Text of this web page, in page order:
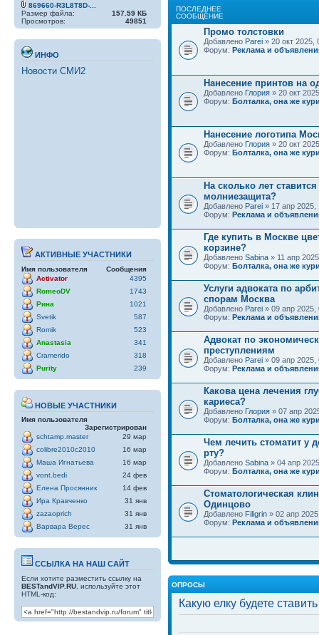
869660-R3L8T8D-...
Размер файла:
157.59 КБ
Просмотров:
49851
ИНФО
Новости СМИ2
АКТИВНЫЕ УЧАСТНИКИ
Имя пользователя
Сообщения
Activator
4395
RomeoDV
1743
Рина
1021
Svetik
587
Romik
523
Anastasia
341
Cramerido
318
Purity
239
НОВЫЕ УЧАСТНИКИ
Имя пользователя
Зарегистрирован
schtamp.master
29 мар
colibre2010c2010
16 мар
Маша Игнатьева
16 мар
vont.bedi
24 фев
Елена Просянник
14 фев
Ира Кравченко
31 янв
zazaoprich
31 янв
Варвара Верес
31 янв
ССЫЛКА НА НАШ САЙТ
Если хотите разместить ссылку на
BESTandVIP.RU , используйте этот
HTML-код:
ПОСЛЕДНЕЕ
СООБЩЕНИЕ
Промо толстовки
Добавлено Parei » 20 окт 2025,
Форум: Реклама и
Нанесение принтов на
Добавлено Глория » 20 окт
Форум: Болталка, она же
Нанесение логотипа
Добавлено Глория » 20 окт
Форум: Болталка, она же
На сколько лет ставится
молниезащита?
Добавлено Parei » 17 апр 2025,
Форум: Реклама и
Где купить в Москве
корзине?
Добавлено Sabina » 11 апр
Форум: Болталка, она же
Услуги адвоката по
спорам Москва
Добавлено Parei » 09 апр 2025,
Форум: Реклама и
Адвокат по
преступлениям
Добавлено Parei » 09 апр 2025,
Форум: Реклама и
Какова цена лечения
кариеса?
Добавлено Глория » 07 апр
Форум: Болталка, она же
Чем лечить стоматит у
рту?
Добавлено Sabina » 04 апр
Форум: Болталка, она же
Стоматологическая
Одинцово
Добавлено Filigrin » 02 апр
Форум: Реклама и
ОПРОСЫ
Какую елку будете